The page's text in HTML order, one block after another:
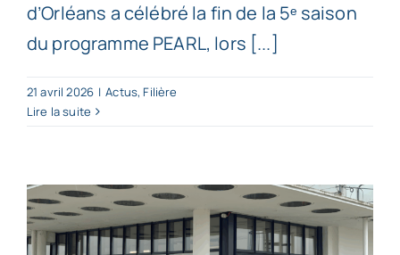
d’Orléans a célébré la fin de la 5ᵉ saison
du programme PEARL, lors [...]
21 avril 2026 | Actus, Filière
Lire la suite